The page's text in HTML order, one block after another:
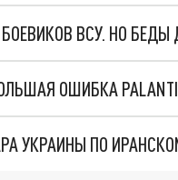
ВСУ. НО
УКРАИНЫ ПО